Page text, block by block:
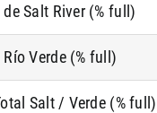
Salt River (% full)
Verde (% full)
Salt / Verde (% full)